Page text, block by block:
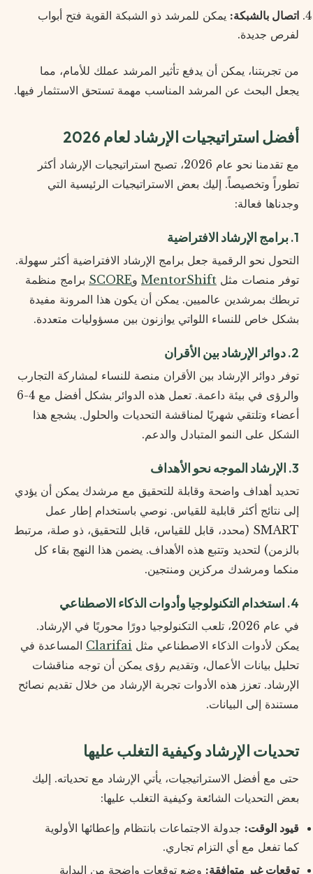
اتصال بالشبكة: يمكن للمرشد ذو الشبكة القوية فتح أبواب
لفرص جديدة.
من تجربتنا، يمكن أن يدفع تأثير المرشد عملك للأمام، مما
يجعل البحث عن المرشد المناسب مهمة تستحق الاستثمار فيها.
أفضل استراتيجيات الإرشاد لعام 2026
مع تقدمنا نحو عام 2026، تصبح استراتيجيات الإرشاد أكثر
تطوراً وتخصيصاً. إليك بعض الاستراتيجيات الرئيسية التي
وجدناها فعالة:
1. برامج الإرشاد الافتراضية
التحول نحو الرقمية جعل برامج الإرشاد الافتراضية أكثر سهولة.
توفر منصات مثل MentorShift وSCORE برامج منظمة
تربطك بمرشدين عالميين. يمكن أن يكون هذا المرونة مفيدة
بشكل خاص للنساء اللواتي يوازنون بين مسؤوليات متعددة.
2. دوائر الإرشاد بين الأقران
توفر دوائر الإرشاد بين الأقران منصة للنساء لمشاركة التجارب
والرؤى في بيئة داعمة. تعمل هذه الدوائر بشكل أفضل مع 4-6
أعضاء وتلتقي شهريًا لمناقشة التحديات والحلول. يشجع هذا
الشكل على النمو المتبادل والدعم.
3. الإرشاد الموجه نحو الأهداف
تحديد أهداف واضحة وقابلة للتحقيق مع مرشدك يمكن أن يؤدي
إلى نتائج أكثر قابلية للقياس. نوصي باستخدام إطار عمل
SMART (محدد، قابل للقياس، قابل للتحقيق، ذو صلة، مرتبط
بالزمن) لتحديد وتتبع هذه الأهداف. يضمن هذا النهج بقاء كل
منكما ومرشدك مركزين ومنتجين.
4. استخدام التكنولوجيا وأدوات الذكاء الاصطناعي
في عام 2026، تلعب التكنولوجيا دورًا محوريًا في الإرشاد.
يمكن لأدوات الذكاء الاصطناعي مثل Clarifai المساعدة في
تحليل بيانات الأعمال، وتقديم رؤى يمكن أن توجه مناقشات
الإرشاد. تعزز هذه الأدوات تجربة الإرشاد من خلال تقديم نصائح
مستندة إلى البيانات.
تحديات الإرشاد وكيفية التغلب عليها
حتى مع أفضل الاستراتيجيات، يأتي الإرشاد مع تحدياته. إليك
بعض التحديات الشائعة وكيفية التغلب عليها:
قيود الوقت: جدولة الاجتماعات بانتظام وإعطائها الأولوية
كما تفعل مع أي التزام تجاري.
توقعات غير متوافقة: وضع توقعات واضحة من البداية